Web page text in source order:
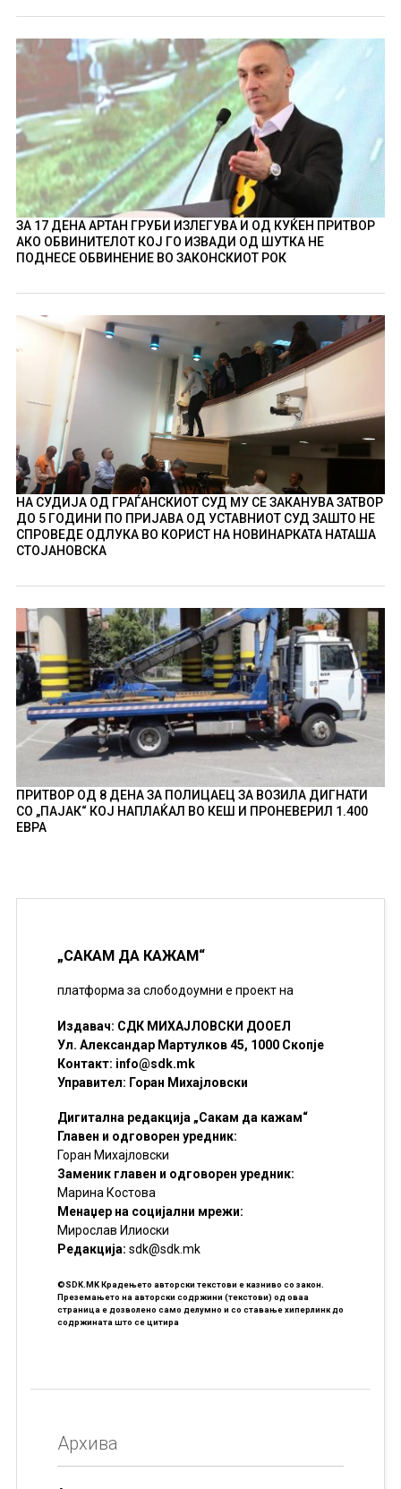
ЗА 17 ДЕНА АРТАН ГРУБИ ИЗЛЕГУВА И ОД КУЌЕН ПРИТВОР
АКО ОБВИНИТЕЛОТ КОЈ ГО ИЗВАДИ ОД ШУТКА НЕ
ПОДНЕСЕ ОБВИНЕНИЕ ВО ЗАКОНСКИОТ РОК
НА СУДИЈА ОД ГРАЃАНСКИОТ СУД МУ СЕ ЗАКАНУВА ЗАТВОР
ДО 5 ГОДИНИ ПО ПРИЈАВА ОД УСТАВНИОТ СУД ЗАШТО НЕ
СПРОВЕДЕ ОДЛУКА ВО КОРИСТ НА НОВИНАРКАТА НАТАША
СТОЈАНОВСКА
ПРИТВОР ОД 8 ДЕНА ЗА ПОЛИЦАЕЦ ЗА ВОЗИЛА ДИГНАТИ
СО „ПАЈАК“ КОЈ НАПЛАЌАЛ ВО КЕШ И ПРОНЕВЕРИЛ 1.400
ЕВРА
„САКАМ ДА КАЖАМ“
платформа за слободоумни е проект на
Издавач: СДК МИХАЈЛОВСКИ ДООЕЛ
Ул. Александар Мартулков 45, 1000 Скопје
Контакт: info@sdk.mk
Управител: Горан Михајловски
Дигитална редакција „Сакам да кажам“
Главен и одговорен уредник:
Горан Михајловски
Заменик главен и одговорен уредник:
Марина Костова
Менаџер на социјални мрежи:
Мирослав Илиоски
Редакцијa: sdk@sdk.mk
©SDK.MK Крадењето авторски текстови е казниво со закон.
Преземањето на авторски содржини (текстови) од оваа
страница е дозволено само делумно и со ставање хиперлинк до
содржината што се цитира
Архива